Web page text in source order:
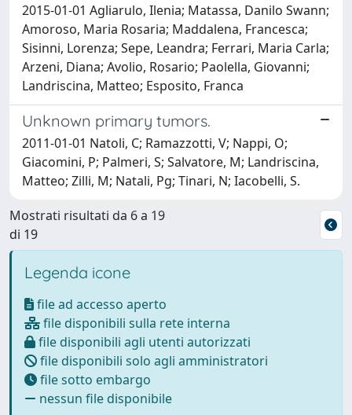
2015-01-01 Agliarulo, Ilenia; Matassa, Danilo Swann;
Amoroso, Maria Rosaria; Maddalena, Francesca;
Sisinni, Lorenza; Sepe, Leandra; Ferrari, Maria Carla;
Arzeni, Diana; Avolio, Rosario; Paolella, Giovanni;
Landriscina, Matteo; Esposito, Franca
Unknown primary tumors.
2011-01-01 Natoli, C; Ramazzotti, V; Nappi, O;
Giacomini, P; Palmeri, S; Salvatore, M; Landriscina,
Matteo; Zilli, M; Natali, Pg; Tinari, N; Iacobelli, S.
Mostrati risultati da 6 a 19
di 19
Legenda icone
file ad accesso aperto
file disponibili sulla rete interna
file disponibili agli utenti autorizzati
file disponibili solo agli amministratori
file sotto embargo
nessun file disponibile